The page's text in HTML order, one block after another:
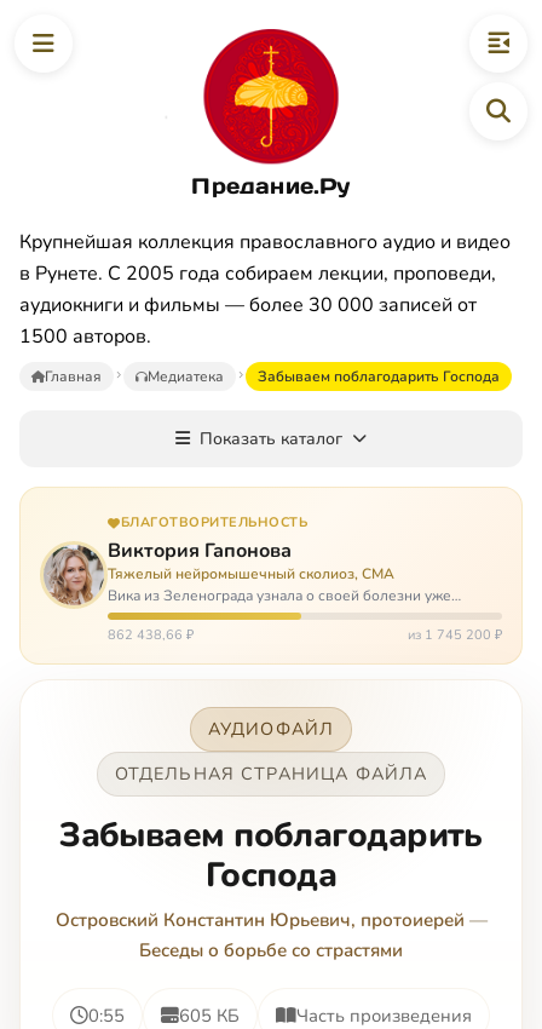
Предание.Ру
Крупнейшая коллекция православного аудио и видео
в Рунете. С 2005 года собираем лекции, проповеди,
аудиокниги и фильмы — более 30 000 записей от
1500 авторов.
Главная Медиатека Забываем поблагодарить Господа
Показать каталог
БЛАГОТВОРИТЕЛЬНОСТЬ
Виктория Гапонова
Тяжелый нейромышечный сколиоз, СМА
Вика из Зеленограда узнала о своей болезни уже
будучи в сознательном возрасте. Ей пришлось
привыкать к инвалидной коляске и сильнейшему
862 438,66 ₽ из 1 745 200 ₽
АУДИОФАЙЛ
ОТДЕЛЬНАЯ СТРАНИЦА ФАЙЛА
Забываем поблагодарить
Господа
Островский Константин Юрьевич, протоиерей —
Беседы о борьбе со страстями
0:55 605 КБ Часть произведения